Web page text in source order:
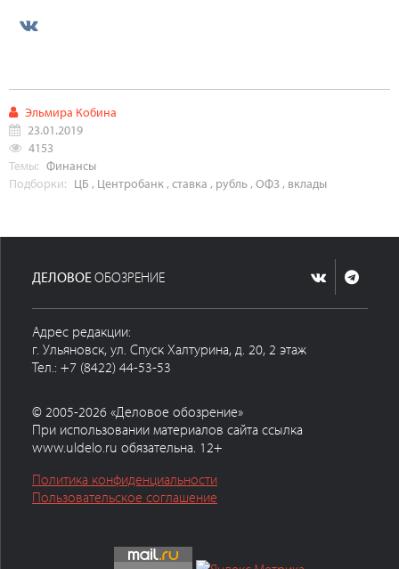
Эльмира Кобина
23.01.2019
4153
Темы: Финансы
Подборки: ЦБ , Центробанк ,ставка , рубль ,ОФЗ , вклады
ДЕЛОВОЕ ОБОЗРЕНИЕ
Адрес редакции:
г. Ульяновск, ул. Спуск Халтурина, д. 20, 2 этаж
Тел.: +7 (8422) 44-53-53
© 2005-2026 «Деловое обозрение»
При использовании материалов сайта ссылка
www.uldelo.ru обязательна. 12+
Политика конфиденциальности
Пользовательское соглашение